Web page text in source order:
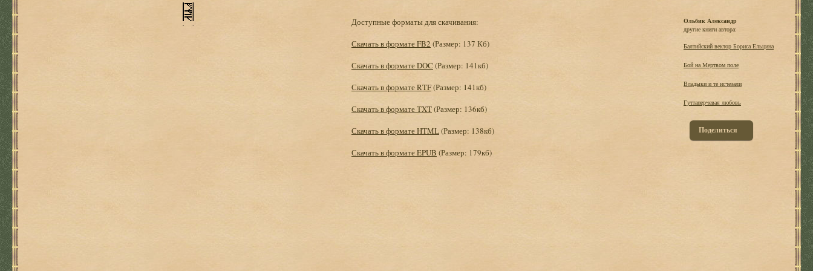
Доступные форматы для скачивания:
Скачать в формате FB2 (Размер: 137 Кб)
Скачать в формате DOC (Размер: 141кб)
Скачать в формате RTF(Размер: 141кб)
Скачать в формате TXT(Размер: 136кб)
Скачать в формате HTML(Размер: 138кб)
Скачать в формате EPUB (Размер: 179кб)
Ольбик Александр
другие книги автора:
Балтийский вектор Бориса Ельцина
Бой на Мертвом поле
Владыки и те исчезали
Гуттаперчевая любовь
Поделиться